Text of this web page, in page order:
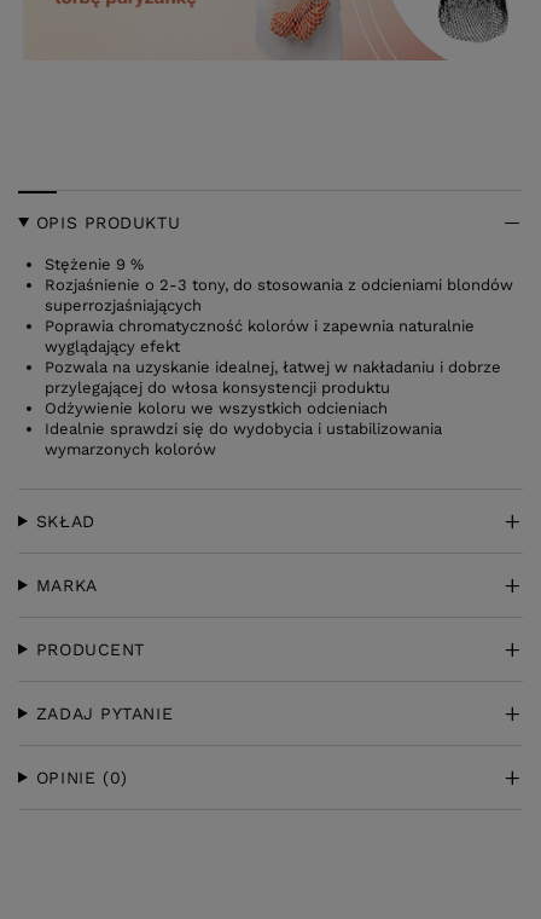
OPIS PRODUKTU
Stężenie 9 %
Rozjaśnienie o 2-3 tony, do stosowania z odcieniami blondów
superrozjaśniających
Poprawia chromatyczność kolorów i zapewnia naturalnie
wyglądający efekt
Pozwala na uzyskanie idealnej, łatwej w nakładaniu i dobrze
przylegającej do włosa konsystencji produktu
Odżywienie koloru we wszystkich odcieniach
Idealnie sprawdzi się do wydobycia i ustabilizowania
wymarzonych kolorów
SKŁAD
MARKA
PRODUCENT
ZADAJ PYTANIE
OPINIE (0)